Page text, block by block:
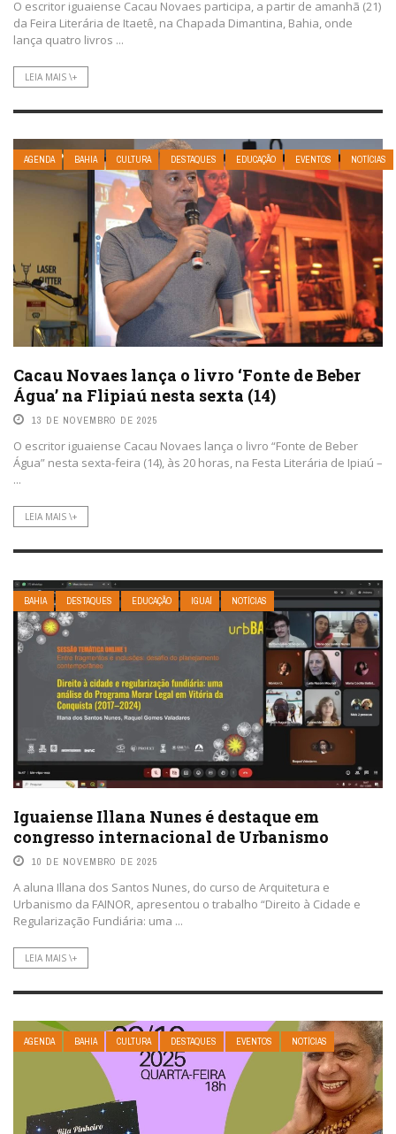
O escritor iguaiense Cacau Novaes participa, a partir de amanhã (21)
da Feira Literária de Itaetê, na Chapada Dimantina, Bahia, onde
lança quatro livros ...
LEIA MAIS \+
AGENDA BAHIA CULTURA DESTAQUES EDUCAÇÃO EVENTOS NOTÍCIAS
Cacau Novaes lança o livro ‘Fonte de Beber
Água’ na Flipiaú nesta sexta (14)
13 DE NOVEMBRO DE 2025
O escritor iguaiense Cacau Novaes lança o livro “Fonte de Beber
Água” nesta sexta-feira (14), às 20 horas, na Festa Literária de Ipiaú –
...
LEIA MAIS \+
BAHIA DESTAQUES EDUCAÇÃO IGUAÍ NOTÍCIAS
Iguaiense Illana Nunes é destaque em
congresso internacional de Urbanismo
10 DE NOVEMBRO DE 2025
A aluna Illana dos Santos Nunes, do curso de Arquitetura e
Urbanismo da FAINOR, apresentou o trabalho “Direito à Cidade e
Regularização Fundiária: uma ...
LEIA MAIS \+
AGENDA BAHIA CULTURA DESTAQUES EVENTOS NOTÍCIAS